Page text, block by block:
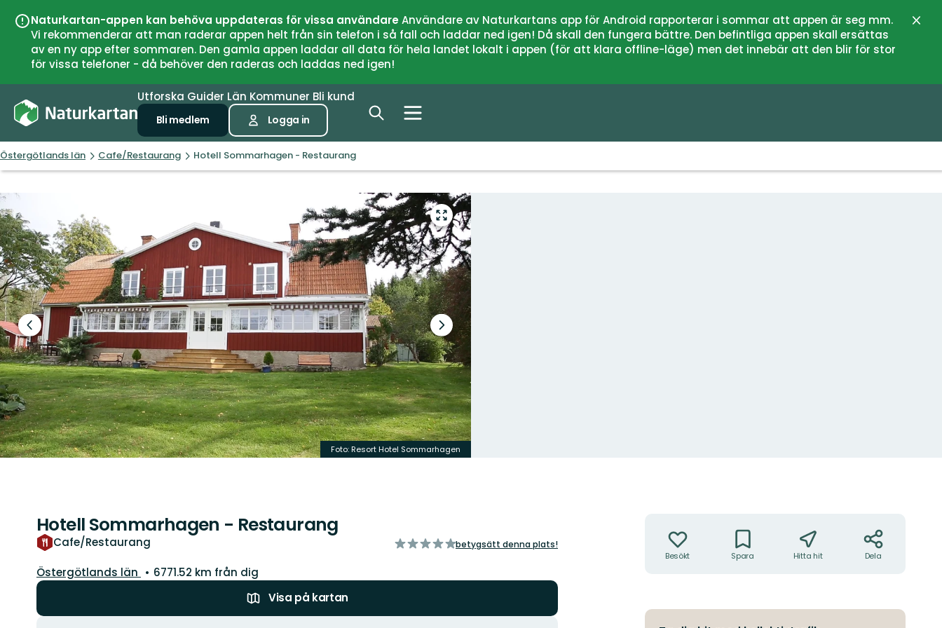
Naturkartan-appen kan behöva uppdateras för vissa användareAnvändare av Naturkartans app för Android rapporterar i sommar att appen är seg mm.
Vi rekommenderar att man raderar appen helt från sin telefon i så fall och laddar ned igen! Då skall den fungera bättre. Den befintliga appen skall ersättas
av en ny app efter sommaren. Den gamla appen laddar all data för hela landet lokalt i appen (för att klara offline-läge) men det innebär att den blir för stor
för vissa telefoner - då behöver den raderas och laddas ned igen!
Utforska Guider Län Kommuner Bli kund
Bli medlem Logga in
Östergötlands län Cafe/Restaurang Hotell Sommarhagen - Restaurang
Gå
till
helskärmsläge
Föregående
bild
Nästa
bildspel
Foto: Resort Hotel Sommarhagen
Hotell Sommarhagen - Restaurang
Cafe/Restaurang
av
betygsätt denna plats!
Län:
Östergötlands län
6771.52 km från dig
Visa på kartan
Besökt Spara Hitta hit Dela